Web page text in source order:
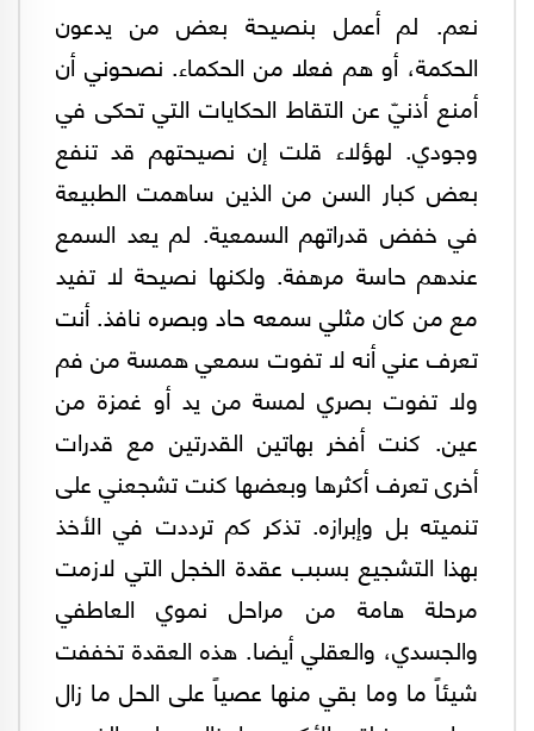
نعم. لم أعمل بنصيحة بعض من يدعون
الحكمة، أو هم فعلا من الحكماء. نصحوني أن
أمنع أذنيّ عن التقاط الحكايات التي تحكى في
وجودي. لهؤلاء قلت إن نصيحتهم قد تنفع
بعض كبار السن من الذين ساهمت الطبيعة
في خفض قدراتهم السمعية. لم يعد السمع
عندهم حاسة مرهفة. ولكنها نصيحة لا تفيد
مع من كان مثلي سمعه حاد وبصره نافذ. أنت
تعرف عني أنه لا تفوت سمعي همسة من فم
ولا تفوت بصري لمسة من يد أو غمزة من
عين. كنت أفخر بهاتين القدرتين مع قدرات
أخرى تعرف أكثرها وبعضها كنت تشجعني على
تنميته بل وإبرازه. تذكر كم ترددت في الأخذ
بهذا التشجيع بسبب عقدة الخجل التي لازمت
مرحلة هامة من مراحل نموي العاطفي
والجسدي، والعقلي أيضا. هذه العقدة تخففت
شيئاً ما وما بقي منها عصياً على الحل ما زال